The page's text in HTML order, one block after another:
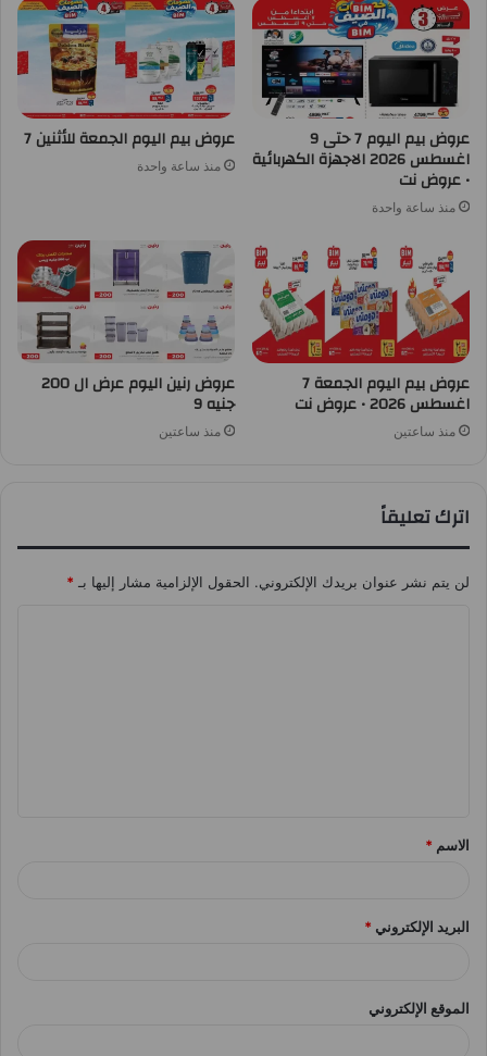
عروض بيم اليوم 7 حتى 9
اغسطس 2026 الاجهزة الكهربائية
• عروض نت
منذ ساعة واحدة
عروض بيم اليوم الجمعة للأثنين 7
منذ ساعة واحدة
عروض بيم اليوم الجمعة 7
اغسطس 2026 • عروض نت
منذ ساعتين
عروض رنين اليوم عرض ال 200
جنيه 9
منذ ساعتين
اترك تعليقاً
لن يتم نشر عنوان بريدك الإلكتروني. الحقول الإلزامية مشار إليها بـ *
*
الاسم *
البريد الإلكتروني *
الموقع الإلكتروني